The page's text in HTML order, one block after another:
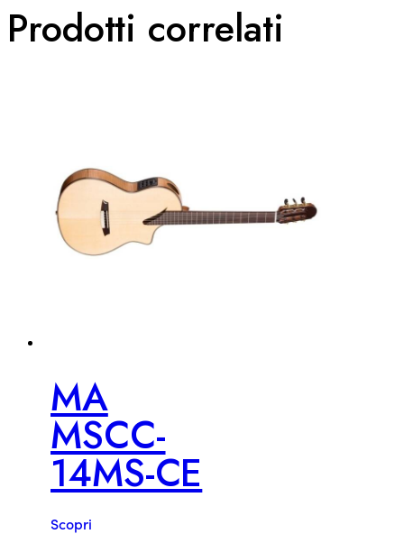
Prodotti correlati
MA
MSCC-
14MS-CE
Scopri